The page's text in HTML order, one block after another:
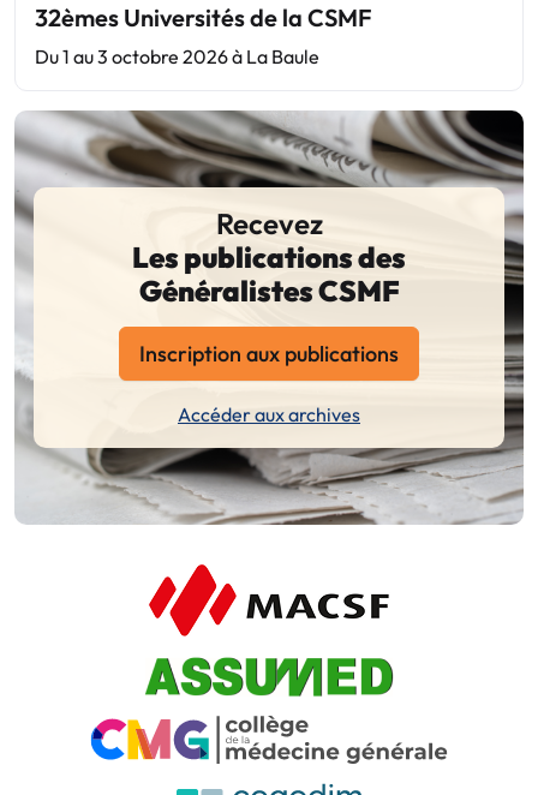
32èmes Universités de la CSMF
Du 1 au 3 octobre 2026 à La Baule
Recevez
Les publications des
Généralistes CSMF
Inscription aux publications
Accéder aux archives